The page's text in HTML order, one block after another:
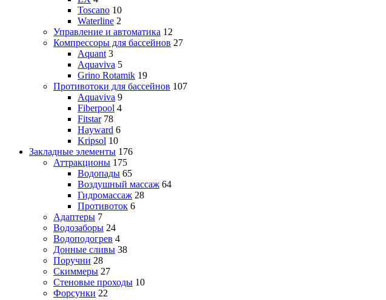
Toscano 10
Waterline 2
Управление и автоматика 12
Компрессоры для бассейнов 27
Aquant 3
Aquaviva 5
Grino Rotamik 19
Противотоки для бассейнов 107
Aquaviva 9
Fiberpool 4
Fitstar 78
Hayward 6
Kripsol 10
Закладные элементы 176
Аттракционы 175
Водопады 65
Воздушный массаж 64
Гидромассаж 28
Противоток 6
Адаптеры 7
Водозаборы 24
Водоподогрев 4
Донные сливы 38
Поручни 28
Скиммеры 27
Стеновые проходы 10
Форсунки 22